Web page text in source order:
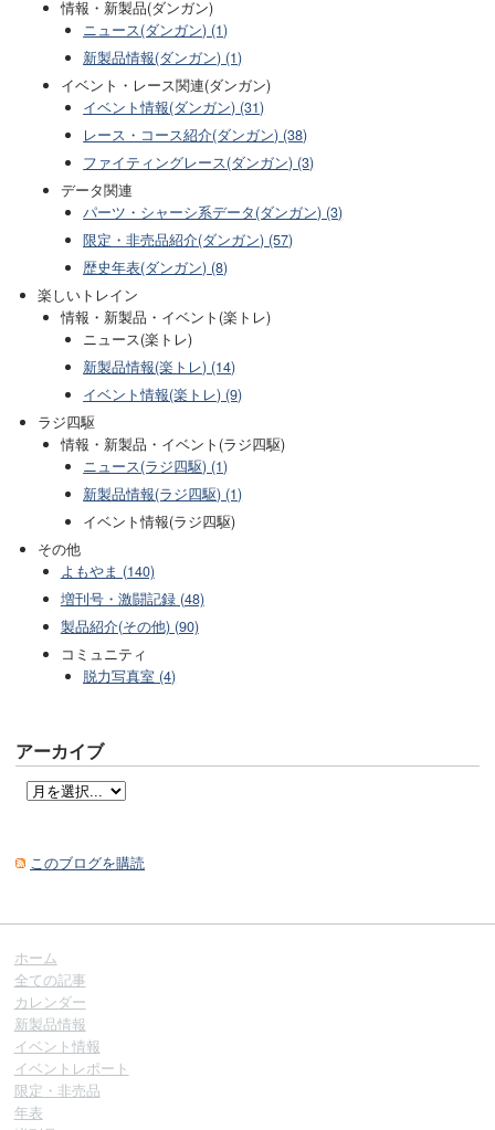
情報・新製品(ダンガン)
ニュース(ダンガン) (1)
新製品情報(ダンガン) (1)
イベント・レース関連(ダンガン)
イベント情報(ダンガン) (31)
レース・コース紹介(ダンガン) (38)
ファイティングレース(ダンガン) (3)
データ関連
パーツ・シャーシ系データ(ダンガン) (3)
限定・非売品紹介(ダンガン) (57)
歴史年表(ダンガン) (8)
楽しいトレイン
情報・新製品・イベント(楽トレ)
ニュース(楽トレ)
新製品情報(楽トレ) (14)
イベント情報(楽トレ) (9)
ラジ四駆
情報・新製品・イベント(ラジ四駆)
ニュース(ラジ四駆) (1)
新製品情報(ラジ四駆) (1)
イベント情報(ラジ四駆)
その他
よもやま (140)
増刊号・激闘記録 (48)
製品紹介(その他) (90)
コミュニティ
脱力写真室 (4)
アーカイブ
このブログを購読
ホーム
全ての記事
カレンダー
新製品情報
イベント情報
イベントレポート
限定・非売品
年表